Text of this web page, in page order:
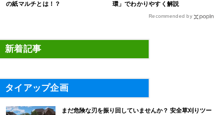
の紙マルチとは！？
環」でわかりやすく解説
Recommended by
新着記事
タイアップ企画
まだ危険な刃を振り回していませんか？ 安全草刈りツー